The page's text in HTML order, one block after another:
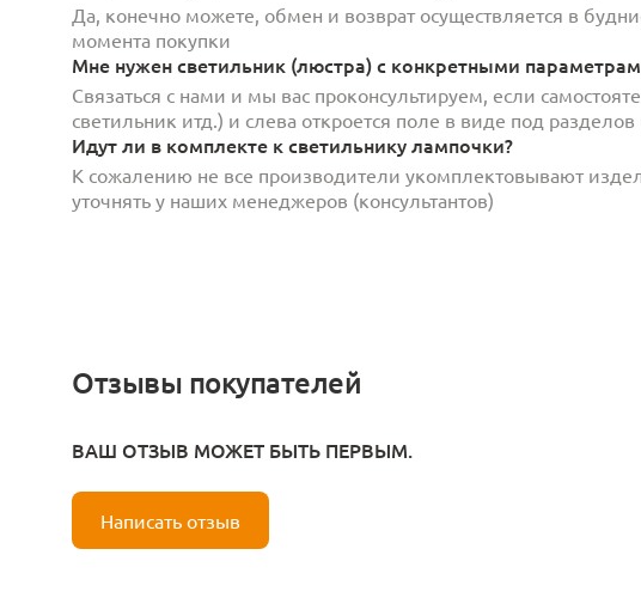
Да, конечно можете, обмен и возврат осуществляется в
момента покупки
Мне нужен светильник (люстра) с конкретными
Связаться с нами и мы вас проконсультируем, если
светильник итд.) и слева откроется поле в виде под
Идут ли в комплекте к светильнику лампочки?
К сожалению не все производители укомплектовывают
уточнять у наших менеджеров (консультантов)
Отзывы покупателей
ВАШ ОТЗЫВ МОЖЕТ БЫТЬ ПЕРВЫМ.
Написать отзыв